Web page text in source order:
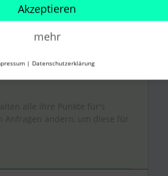
Support kontaktieren.
Akzeptieren
mehr
| Datenschutzerklärung